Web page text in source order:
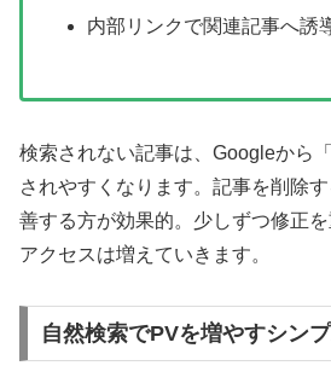
内部リンクで関連記事へ誘
検索されない記事は、Googleから
されやすくなります。記事を削除
善する方が効果的。少しずつ修正
アクセスは増えていきます。
自然検索でPVを増やすシン